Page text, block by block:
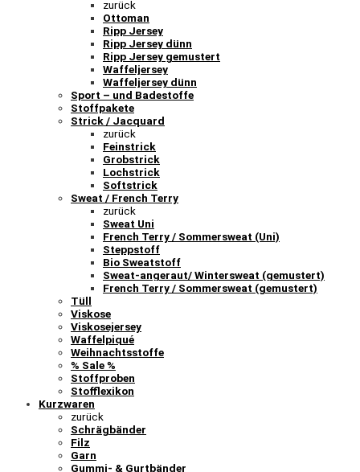
zurück
Ottoman
Ripp Jersey
Ripp Jersey dünn
Ripp Jersey gemustert
Waffeljersey
Waffeljersey dünn
Sport – und Badestoffe
Stoffpakete
Strick / Jacquard
zurück
Feinstrick
Grobstrick
Lochstrick
Softstrick
Sweat / French Terry
zurück
Sweat Uni
French Terry / Sommersweat (Uni)
Steppstoff
Bio Sweatstoff
Sweat-angeraut/ Wintersweat (gemustert)
French Terry / Sommersweat (gemustert)
Tüll
Viskose
Viskosejersey
Waffelpiqué
Weihnachtsstoffe
% Sale %
Stoffproben
Stofflexikon
Kurzwaren
zurück
Schrägbänder
Filz
Garn
Gummi- & Gurtbänder